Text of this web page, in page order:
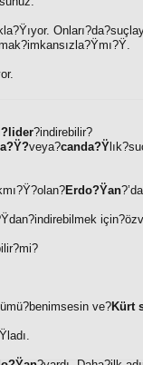
?indirebilir?
veya?canda?Ÿ
Erdo?Ÿan
ve?Kürt